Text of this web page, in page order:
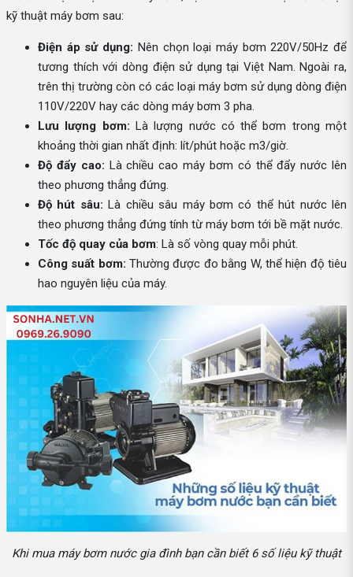
kỹ thuật máy bơm sau:
Điện áp sử dụng: Nên chọn loại máy bơm 220V/50Hz để
tương thích với dòng điện sử dụng tại Việt Nam. Ngoài ra,
trên thị trường còn có các loại máy bơm sử dụng dòng điện
110V/220V hay các dòng máy bơm 3 pha.
Lưu lượng bơm: Là lượng nước có thể bơm trong một
khoảng thời gian nhất định: lít/phút hoặc m3/giờ.
Độ đẩy cao: Là chiều cao máy bơm có thể đẩy nước lên
theo phương thẳng đứng.
Độ hút sâu: Là chiều sâu máy bơm có thể hút nước lên
theo phương thẳng đứng tính từ máy bơm tới bề mặt nước.
Tốc độ quay của bơm: Là số vòng quay mỗi phút.
Công suất bơm: Thường được đo bằng W, thể hiện độ tiêu
hao nguyên liệu của máy.
Khi mua máy bơm nước gia đình bạn cần biết 6 số liệu kỹ thuật